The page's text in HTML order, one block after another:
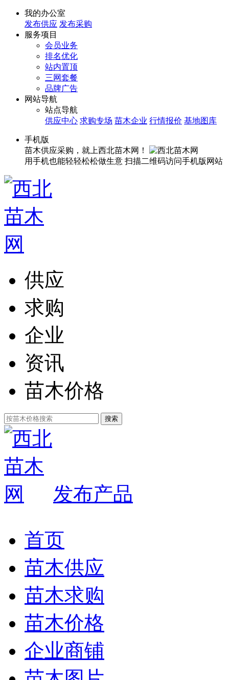
我的办公室
发布供应 发布采购
服务项目
会员业务
排名优化
站内置顶
三网套餐
品牌广告
网站导航
站点导航
供应中心 求购专场 苗木企业 行情报价 基地图库
手机版
苗木供应采购，就上西北苗木网！
用手机也能轻轻松松做生意 扫描二维码访问手机版网站
供应
求购
企业
资讯
苗木价格
发布产品
首页
苗木供应
苗木求购
苗木价格
企业商铺